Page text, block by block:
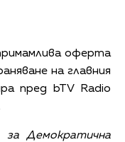
оферта
на главния
пред bTV Radio
за Демократична